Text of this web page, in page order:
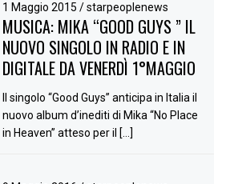
1 Maggio 2015/ starpeoplenews
MUSICA: MIKA “GOOD GUYS ” IL
NUOVO SINGOLO IN RADIO E IN
DIGITALE DA VENERDÌ 1°MAGGIO
Il singolo “Good Guys” anticipa in Italia il
nuovo album d’inediti di Mika “No Place
in Heaven” atteso per il […]